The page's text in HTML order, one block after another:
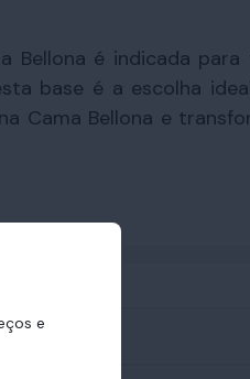
Bellona é indicada
base é a escolha
Cama Bellona e
e